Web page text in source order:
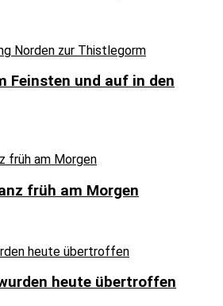
Feinsten und auf in den
früh am Morgen
heute übertroffen